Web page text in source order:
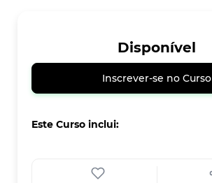
Disponível
Inscrever-se no Curso
Este Curso inclui: